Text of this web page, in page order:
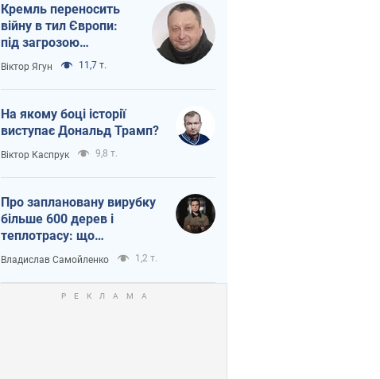
Кремль переносить
війну в тил Європи:
під загрозою
критична логістика
Віктор Ягун 11,7 т.
На якому боці історії
виступає Дональд Трамп?
Віктор Каспрук 9,8 т.
Про заплановану вирубку
більше 600 дерев і
теплотрасу: що
відбувається на Теремках
у Києві
Владислав Самойленко 1,2 т.